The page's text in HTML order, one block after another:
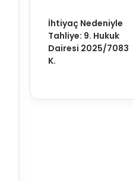
İhtiyaç Nedeniyle
Tahliye: 9. Hukuk
Dairesi 2025/7083
K.